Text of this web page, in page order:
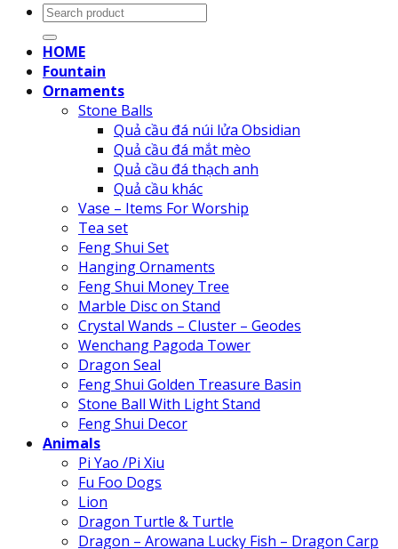
Search
for:
HOME
Fountain
Ornaments
Stone Balls
Quả cầu đá núi lửa Obsidian
Quả cầu đá mắt mèo
Quả cầu đá thạch anh
Quả cầu khác
Vase – Items For Worship
Tea set
Feng Shui Set
Hanging Ornaments
Feng Shui Money Tree
Marble Disc on Stand
Crystal Wands – Cluster – Geodes
Wenchang Pagoda Tower
Dragon Seal
Feng Shui Golden Treasure Basin
Stone Ball With Light Stand
Feng Shui Decor
Animals
Pi Yao /Pi Xiu
Fu Foo Dogs
Lion
Dragon Turtle & Turtle
Dragon – Arowana Lucky Fish – Dragon Carp